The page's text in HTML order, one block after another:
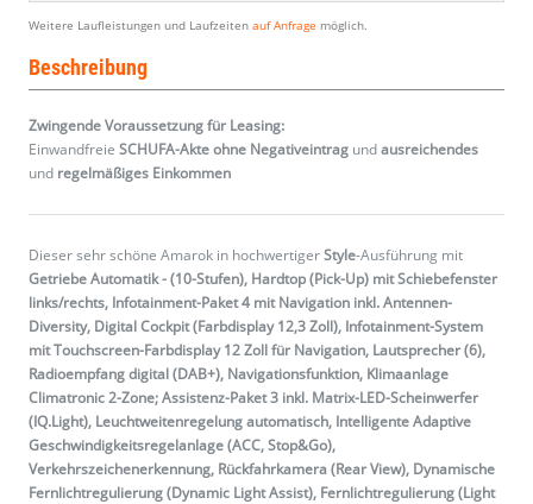
Weitere Laufleistungen und Laufzeiten auf Anfrage möglich.
Beschreibung
Zwingende Voraussetzung für Leasing:
Einwandfreie SCHUFA-Akte ohne Negativeintrag undausreichendes
und regelmäßiges Einkommen
Dieser sehr schöne Amarok in hochwertigerStyle-Ausführung mit
Getriebe Automatik - (10-Stufen), Hardtop (Pick-Up) mit Schiebefenster
links/rechts, Infotainment-Paket 4 mit Navigation inkl. Antennen-
Diversity, Digital Cockpit (Farbdisplay 12,3 Zoll), Infotainment-System
mit Touchscreen-Farbdisplay 12 Zoll für Navigation, Lautsprecher (6),
Radioempfang digital (DAB+), Navigationsfunktion, Klimaanlage
Climatronic 2-Zone; Assistenz-Paket 3 inkl. Matrix-LED-Scheinwerfer
(IQ.Light), Leuchtweitenregelung automatisch, Intelligente Adaptive
Geschwindigkeitsregelanlage (ACC, Stop&Go),
Verkehrszeichenerkennung, Rückfahrkamera (Rear View), Dynamische
Fernlichtregulierung (Dynamic Light Assist), Fernlichtregulierung (Light